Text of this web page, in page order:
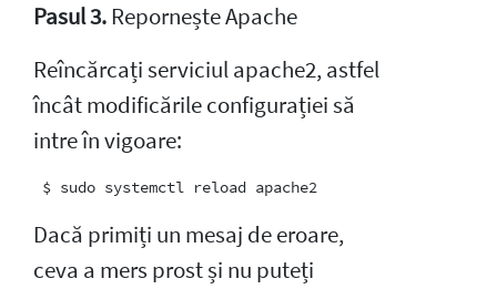
Pasul 3.Repornește Apache
Reîncărcați serviciul apache2, astfel
încât modificările configurației să
intre în vigoare:
Dacă primiți un mesaj de eroare,
ceva a mers prost și nu puteți